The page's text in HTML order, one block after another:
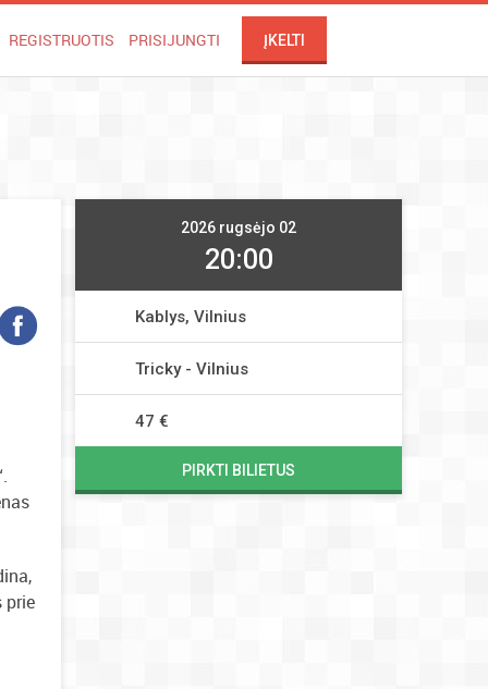
REGISTRUOTIS PRISIJUNGTI ĮKELTI
prie
2026 rugsėjo 02
20:00
Kablys, Vilnius
Tricky - Vilnius
47 €
PIRKTI BILIETUS